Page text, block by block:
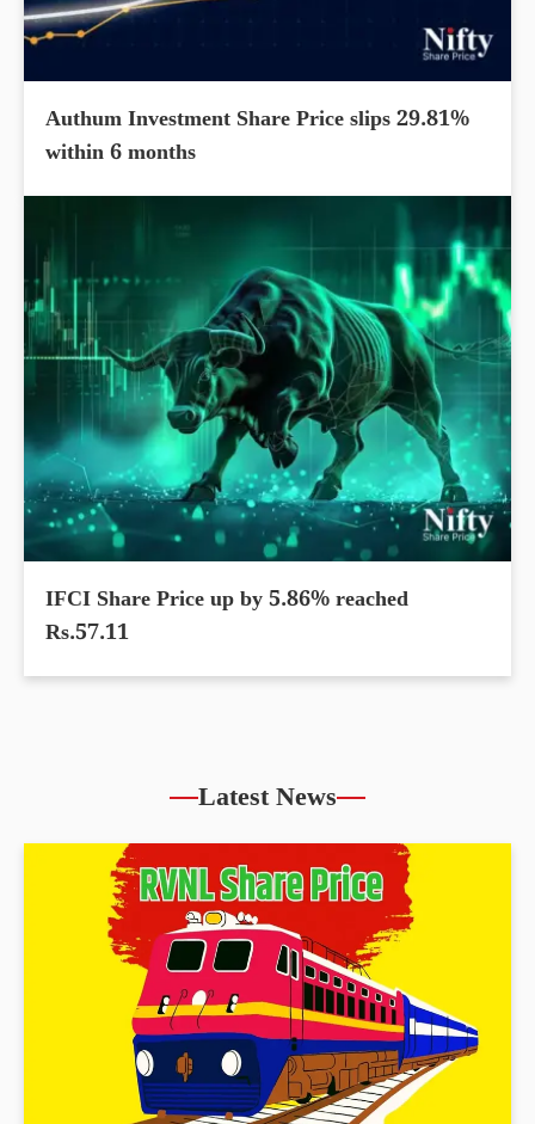
Authum Investment Share Price slips 29.81%
within 6 months
IFCI Share Price up by 5.86% reached
Rs.57.11
Latest News